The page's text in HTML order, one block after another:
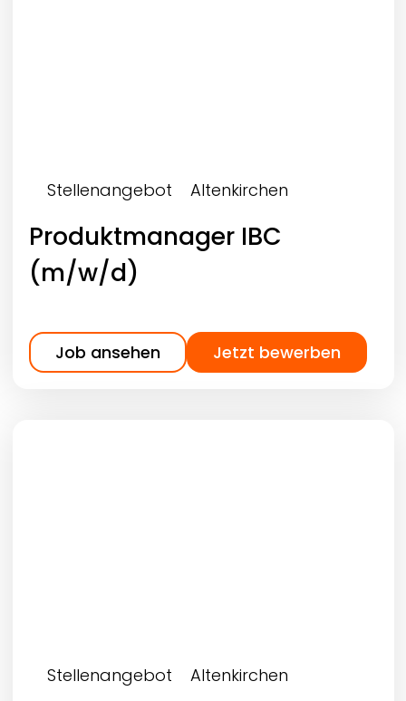
Stellenangebot Altenkirchen
Produktmanager IBC
(m/w/d)
Job ansehen Jetzt bewerben
Stellenangebot Altenkirchen